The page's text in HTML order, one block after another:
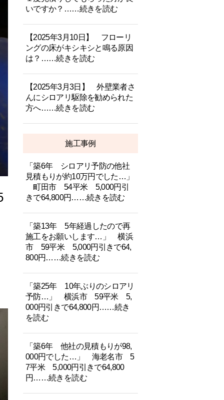
いですか？……続きを読む
【2025年3月10日】 フローリ
ングの床がキシキシと鳴る原因
は？……続きを読む
【2025年3月3日】 外壁業者さ
んにシロアリ駆除を勧められた
方へ……続きを読む
施工事例
「築6年 シロアリ予防の他社
見積もりが約10万円でした…」
町田市 54平米 5,000円引
きで64,800円……続きを読む
「築13年 5年経過したので再
施工をお願いします…」 横浜
市 59平米 5,000円引きで64,
800円……続きを読む
「築25年 10年ぶりのシロアリ
予防…」 横浜市 59平米 5,
000円引きで64,800円……続き
を読む
「築6年 他社の見積もりが98,
000円でした…」 海老名市 5
7平米 5,000円引きで64,800
円……続きを読む